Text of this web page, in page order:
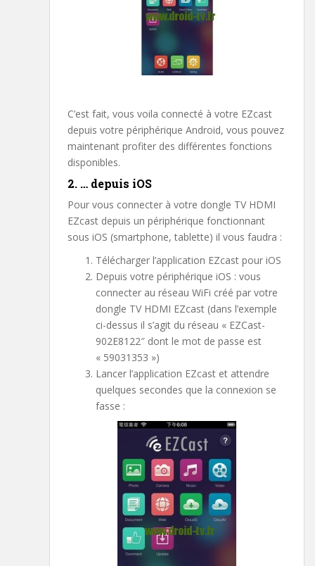
C’est fait, vous voila connecté à votre EZcast
depuis votre périphérique Android, vous pouvez
maintenant profiter des différentes fonctions
disponibles.
2. … depuis iOS
Pour vous connecter à votre dongle TV HDMI
EZcast depuis un périphérique fonctionnant
sous iOS (smartphone, tablette) il vous faudra :
Télécharger l’application EZcast pour iOS
Depuis votre périphérique iOS : vous
connecter au réseau WiFi créé par votre
dongle TV HDMI EZcast (dans l’exemple
ci-dessus il s’agit du réseau « EZCast-
902E8122″ dont le mot de passe est
« 59031353 »)
Lancer l’application EZcast et attendre
quelques secondes que la connexion se
fasse :